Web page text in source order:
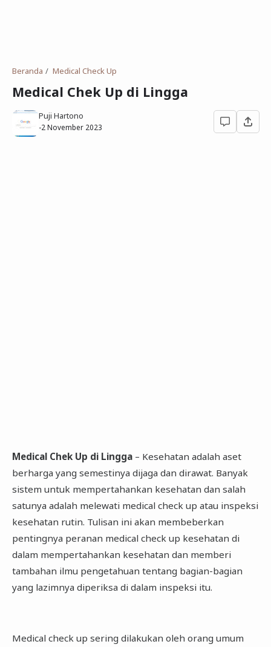
Gambar Orang dan Pohon
Download Soal
Tidak Bersekolah
Beranda Medical Check Up
Medical Chek Up di Lingga
Puji Hartono
-2 November 2023
Medical Chek Up di Lingga– Kesehatan adalah aset
berharga yang semestinya dijaga dan dirawat. Banyak
sistem untuk mempertahankan kesehatan dan salah
satunya adalah melewati medical check up atau inspeksi
kesehatan rutin. Tulisan ini akan membeberkan
pentingnya peranan medical check up kesehatan di
dalam mempertahankan kesehatan dan memberi
tambahan ilmu pengetahuan tentang bagian-bagian
yang lazimnya diperiksa di dalam inspeksi itu.
Medical check up sering dilakukan oleh orang umum